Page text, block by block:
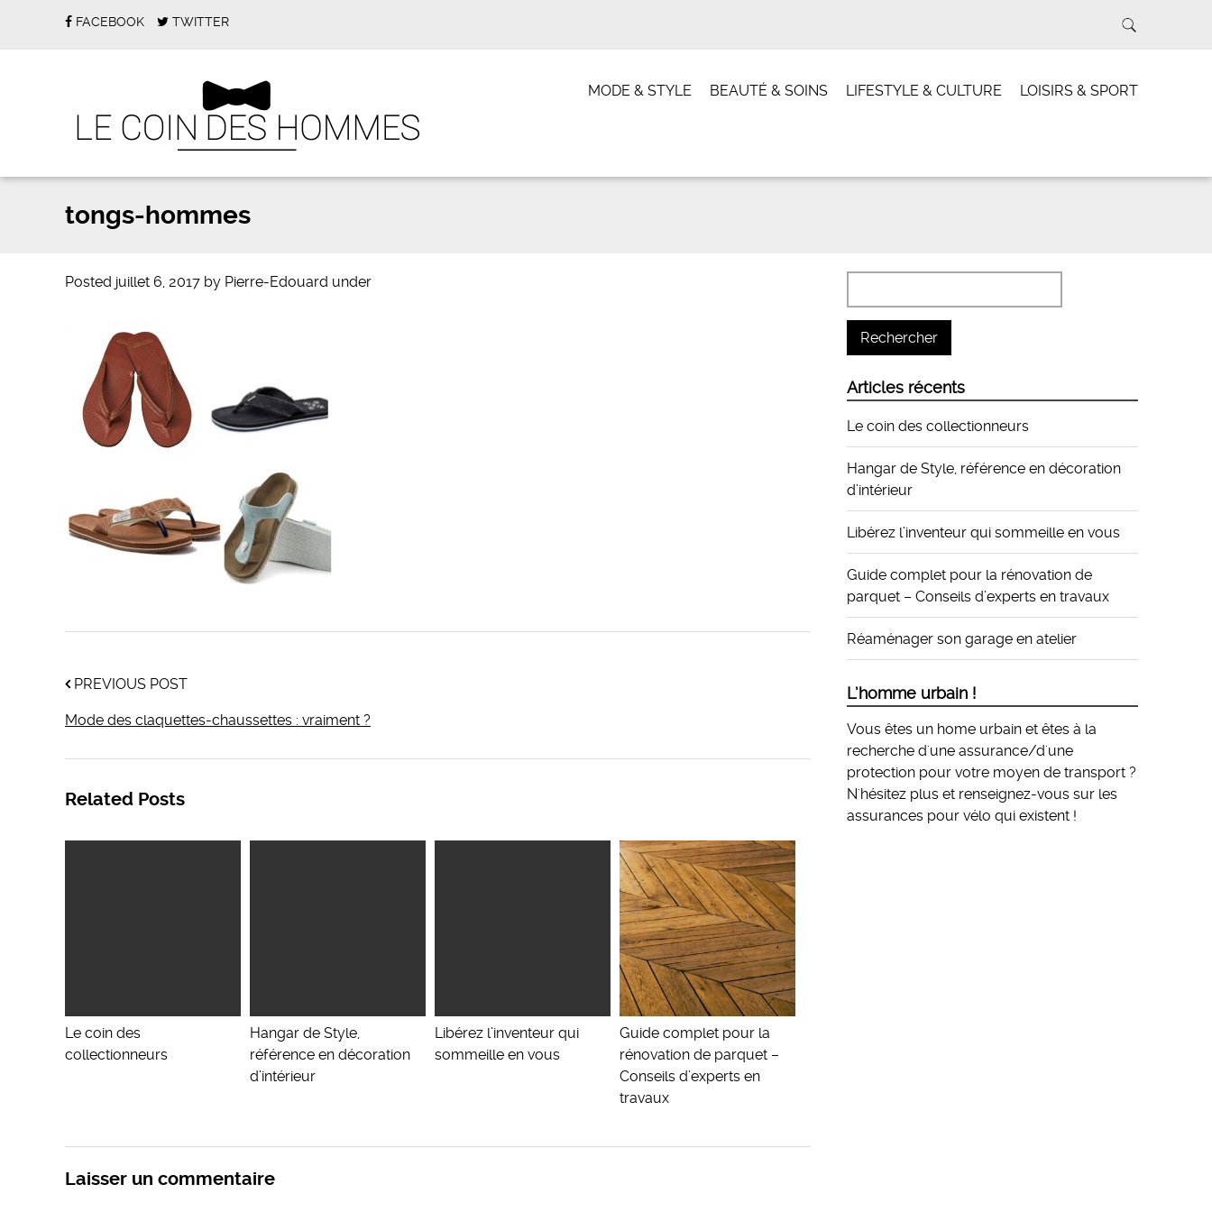
FACEBOOK TWITTER
MODE & STYLE BEAUTÉ & SOINS LIFESTYLE & CULTURE LOISIRS & SPORT
tongs-hommes
Posted juillet 6, 2017 by Pierre-Edouard under
PREVIOUS POST
Mode des claquettes-chaussettes : vraiment ?
Related Posts
Le coin des
collectionneurs
Hangar de Style,
référence en décoration
d’intérieur
Libérez l’inventeur qui
sommeille en vous
Guide complet pour la
rénovation de parquet –
Conseils d’experts en
travaux
Laisser un commentaire
Articles récents
Le coin des collectionneurs
Hangar de Style, référence en décoration
d’intérieur
Libérez l’inventeur qui sommeille en vous
Guide complet pour la rénovation de
parquet – Conseils d’experts en travaux
Réaménager son garage en atelier
L’homme urbain !
Vous êtes un home urbain et êtes à la
recherche d'une assurance/d'une
protection pour votre moyen de transport ?
N'hésitez plus et renseignez-vous sur les
assurances pour vélo qui existent !